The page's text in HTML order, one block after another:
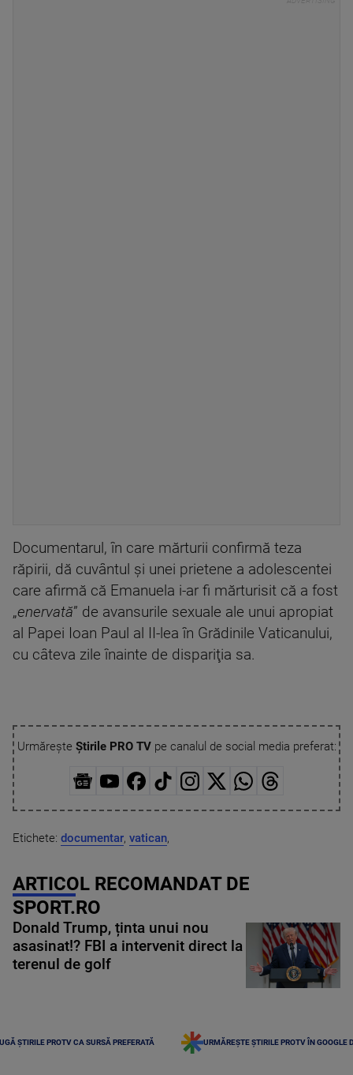
Documentarul, în care mărturii confirmă teza
răpirii, dă cuvântul şi unei prietene a adolescentei
care afirmă că Emanuela i-ar fi mărturisit că a fost
„enervată” de avansurile sexuale ale unui apropiat
al Papei Ioan Paul al II-lea în Grădinile Vaticanului,
cu câteva zile înainte de dispariţia sa.
Urmărește Știrile PRO TVpe canalul de social media preferat:
Etichete: documentar, vatican,
ARTICOL RECOMANDAT DE
SPORT.RO
Donald Trump, ținta unui nou
asasinat!? FBI a intervenit direct la
terenul de golf
ȘTIRILE PROTV CA SURSĂ PREFERATĂ URMĂREȘTE ȘTIRILE PROTV ÎN GOOGLE